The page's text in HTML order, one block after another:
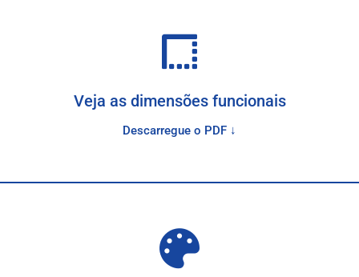
Veja as dimensões funcionais
Descarregue o PDF ↓